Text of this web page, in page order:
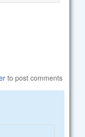
to post comments